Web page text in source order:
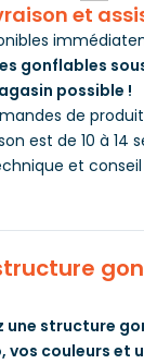
et
gonflables
possible !
de
est de 10 à 14
et
une structure
vos couleurs et